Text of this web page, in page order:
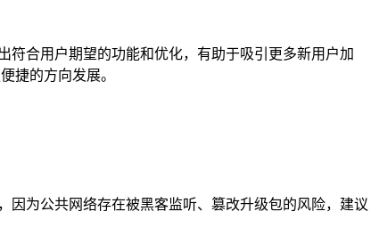
符合用户期望的功能和优化，有助于吸引更多新用户加
捷的方向发展。
因为公共网络存在被黑客监听、篡改升级包的风险，建议